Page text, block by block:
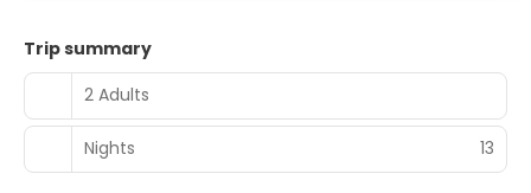
Trip summary
2 Adults
Nights 13